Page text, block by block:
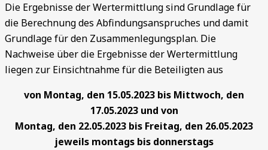
Die Ergebnisse der Wertermittlung sind Grundlage für
die Berechnung des Abfindungsanspruches und damit
Grundlage für den Zusammenlegungsplan. Die
Nachweise über die Ergebnisse der Wertermittlung
liegen zur Einsichtnahme für die Beteiligten aus
von Montag, den 15.05.2023 bis Mittwoch, den
17.05.2023 und von
Montag, den 22.05.2023 bis Freitag, den 26.05.2023
jeweils montags bis donnerstags